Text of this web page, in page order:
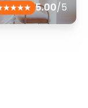
5.00/5